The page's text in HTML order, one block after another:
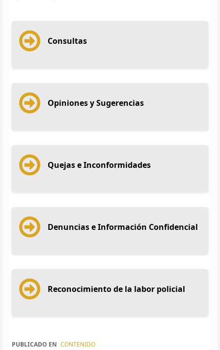
Consultas
Opiniones y Sugerencias
Quejas e Inconformidades
Denuncias e Información Confidencial
Reconocimiento de la labor policial
PUBLICADO EN CONTENIDO